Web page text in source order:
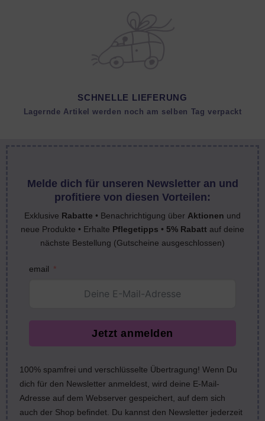
SCHNELLE LIEFERUNG
Lagernde Artikel werden noch am selben Tag verpackt
Melde dich für unseren Newsletter an und
profitiere von diesen Vorteilen:
Exklusive Rabatte • Benachrichtigung über Aktionen und
neue Produkte • Erhalte Pflegetipps • 5% Rabatt auf deine
nächste Bestellung (Gutscheine ausgeschlossen)
email
Jetzt anmelden
100% spamfrei und verschlüsselte Übertragung! Wenn Du
dich für den Newsletter anmeldest, wird deine E-Mail-
Adresse auf dem Webserver gespeichert, auf dem sich
auch der Shop befindet. Du kannst den Newsletter jederzeit